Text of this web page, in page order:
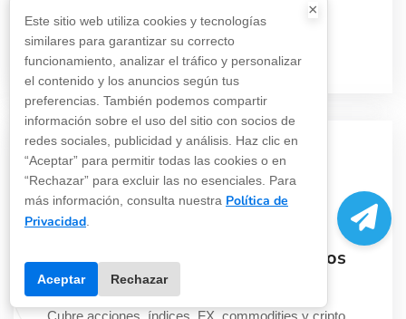
Extracción De Datos De Mercados
(acciones / FX / Cripto)
Cubre acciones, índices, FX, commodities y cripto.
×
Este sitio web utiliza cookies y tecnologías
similares para garantizar su correcto
funcionamiento, analizar el tráfico y personalizar
el contenido y los anuncios según tus
preferencias. También podemos compartir
información sobre el uso del sitio con socios de
redes sociales, publicidad y análisis. Haz clic en
“Aceptar” para permitir todas las cookies o en
“Rechazar” para excluir las no esenciales. Para
más información, consulta nuestra Política de
Privacidad
Aceptar Rechazar